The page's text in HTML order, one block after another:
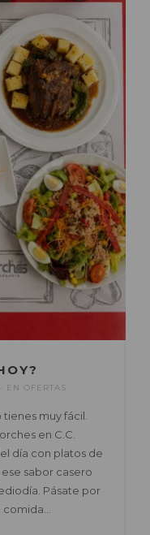
EN OFERTAS
muy fácil.
en C.C.
día con platos de
sabor casero
Pásate por